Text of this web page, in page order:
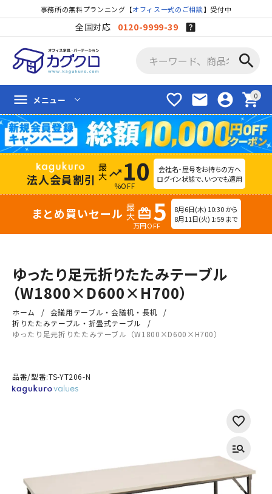
事務所の無料プランニング【オフィス一式のご相談】受付中
全国対応 0120-9999-39
search
favorite_border mail account_circle shopping_cart
menu メニュー
法人会員割引 trending_up 10
%OFF
会社名・屋号をお持ちの方へ
ログイン状態で、いつでも適用
まとめ買いセール redeem 5
万円OFF
8月6日(木) 10:30 から
8月11日(火) 1:59 まで
ゆったり足元折りたたみテーブル
（W1800×D600×H700）
ホーム
会議用テーブル・会議机・長机
折りたたみテーブル・折畳式テーブル
ゆったり足元折りたたみテーブル（W1800×D600×H700）
品番/型番:TS-YT206-N